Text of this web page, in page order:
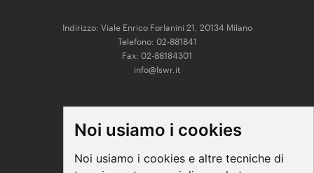
Noi usiamo i cookies
Noi usiamo i cookies e altre tecniche di
Indirizzo: Viale Enrico Forlanini 21, 20134 Milano
Telefono: 02-881841
Fax: 02-88184301
info@lswr.it
Facebook